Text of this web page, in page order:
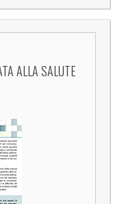
ALLA SALUTE